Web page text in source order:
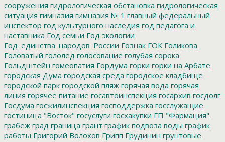
сооружения гидрологическая обстановка гидрологическая
ситуация гимназия гимназия № 1 главный федеральный
инспектор год культурного наследия год педагога и
наставника Год семьи Год экологии
Год_единства_народов_России Гознак ГОК Голикова
Головатый гололед голосование голубая сорока
Гольдштейн гомеопатия Гордума горки горки на Арбате
городская Дума городская среда городское кладбище
городской парк городской пляж горячая вода горячая
линия горячее питание госавтоинспекция госархив госдолг
Госдума госжилинспекция господдержка госслужащие
гостиница "Восток" госуслуги госхакупки ГП "Фармация"
грабеж град граница грант график подвоза воды график
работы Григорий Волохов Грипп Грудинин грунтовые